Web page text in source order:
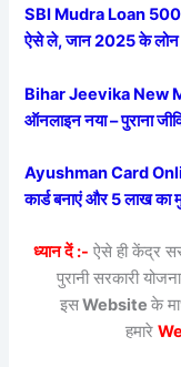
SBI Mudra Loan
ऐसे ले, जान 2025 के लोन
Bihar Jeevika New
ऑनलाइन नया – पुराना
Ayushman Card
कार्ड बनाएं और 5 लाख का
ध्यान दें :- ऐसे ही केंद्र
पुरानी सरकारी
इसWebsite के
हमारे